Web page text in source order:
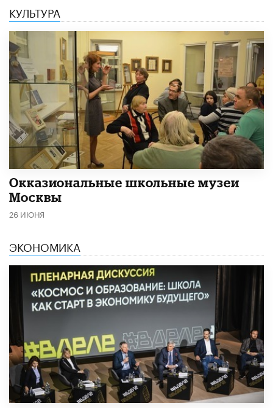
КУЛЬТУРА
​Окказиональные школьные музеи
Москвы
26 ИЮНЯ
ЭКОНОМИКА